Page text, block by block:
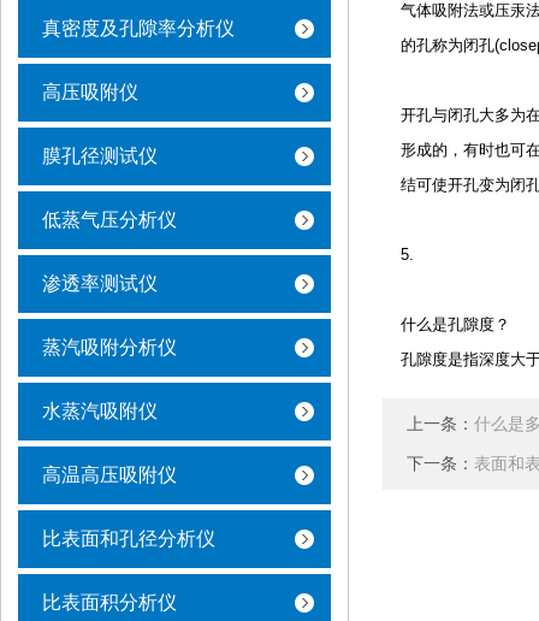
真密度及孔隙率分析仪
高压吸附仪
膜孔径测试仪
低蒸气压分析仪
渗透率测试仪
蒸汽吸附分析仪
水蒸汽吸附仪
高温高压吸附仪
比表面和孔径分析仪
比表面积分析仪
气体吸附法或压汞
的孔称为闭孔
开孔与闭孔大多为
形成的，有时也可
结可使开孔变为闭孔
5.
什么是孔隙度？
孔隙度是指深度大
上一条： 什么是
下一条： 表面和